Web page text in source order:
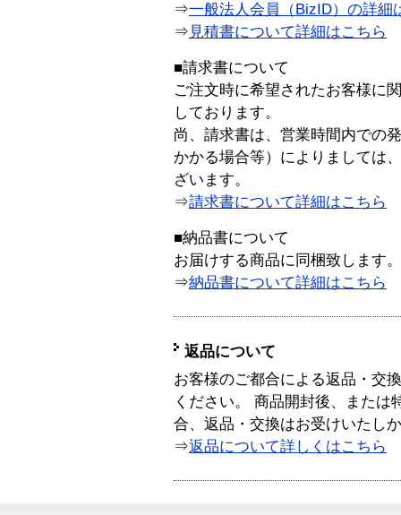
⇒一般法人会員（BizID）の詳細
⇒ 見積書について詳細はこちら
■請求書について
ご注文時に希望されたお客様に
しております。
尚、請求書は、営業時間内での
かかる場合等）によりましては
ざいます。
⇒請求書について詳細はこちら
■納品書について
お届けする商品に同梱致します。
⇒納品書について詳細はこちら
返品について
お客様のご都合による返品・交
ください。 商品開封後、または
合、返品・交換はお受けいたし
⇒返品について詳しくはこちら